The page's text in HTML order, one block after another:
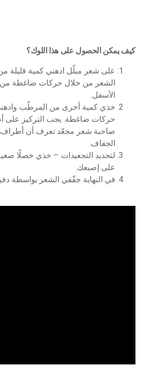
كيف يمكن الحصول على هذا اللوك؟
على شعر مبلّل ادهني كمية
الشعر من خلال حركات ضاغطة
الأسفل.
خذي كمية أخرى من المرطّب
حركات ضاغطة. يجب التركيز على
صاحبة شعر مجعّد تعرف أن أطراف
الجفاف.
لتحديد التجعيدات – خذي خصلًا
على إصبعك.
في النهاية جفّفي الشعر بواسطة